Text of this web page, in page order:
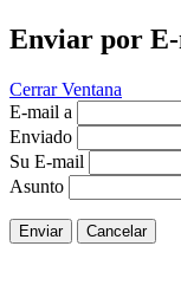
Enviar por E-
Cerrar Ventana
E-mail a
Enviado
Su E-mail
Asunto
Enviar Cancelar